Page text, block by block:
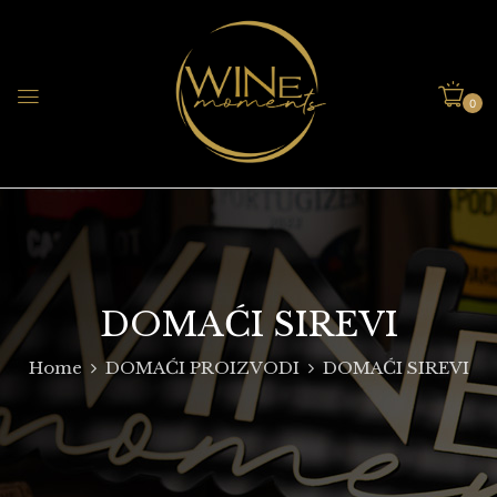
0
DOMAĆI SIREVI
Home DOMAĆI PROIZVODI DOMAĆI SIREVI